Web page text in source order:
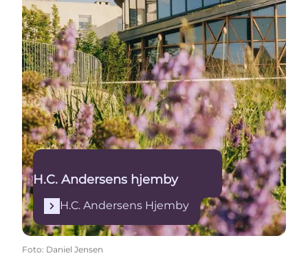
H.C. Andersens hjemby
H.C. Andersens Hjemby
Foto: Daniel Jensen